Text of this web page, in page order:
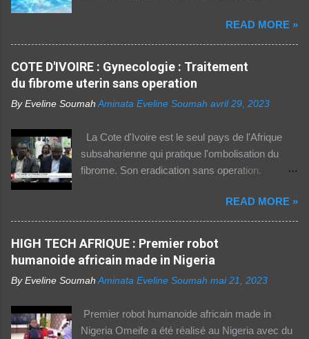
http://boutic.evemoney.1tpe.fr Un tiers (33%) de
la population dans la région Afrique (hors Etats
arabes du continent) utilise Internet, selon le
rapport 2021 de l'Union internationale des
télécommunications (UIT) sur la connectivité
numérique dans le monde. Si entre 2019 et
dans cette partie du monde, cette dernière est
celle où l'accès au web reste difficile –
notamment pour les femmes et les personnes
coûteux. Cinq faits pour appréhender le fossé
numérique en Afrique. La moitié des citadins
africains sont en ligne contre seulement 15% de
la population rurale. A l'échelle de la planète, les
habitants des zones urbaines sont deux fois...
READ MORE »
COTE D'IVOIRE : Gynecologie : Traitement
du fibrome uterin sans operation
By Eveline Soumah Aminata Eveline Soumah avril 29, 2023
La Cote d'Ivoire est le seul pays de l'Afrique
subsaharienne qui pratique l'ombolisation du
fibrome. Son eradication sans operation.
d'Ivoire. Elle a gueri pres de 300 femmes.
Suivez ceci. - 1TPE.com - Votre boutique de
produits digitaux Source life tv.
READ MORE »
HIGH TECH AFRIQUE : Premier robot
humanoide africain made in Nigeria
By Eveline Soumah Aminata Eveline Soumah mai 21, 2023
Premier robot humanoide africain made in
Nigeria Omeife a été réalisé au Nigeria avec du